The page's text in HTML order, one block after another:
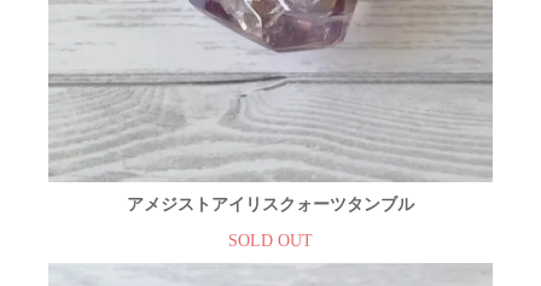
アメジストアイリスクォーツタンブル
SOLD OUT